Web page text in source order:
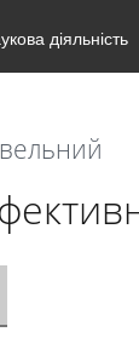
діяльність